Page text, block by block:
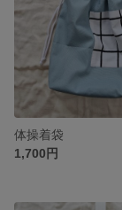
体操着袋
1,700円